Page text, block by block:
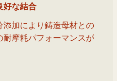
好な結合
加により鋳造母材との
耐摩耗パフォーマンスが